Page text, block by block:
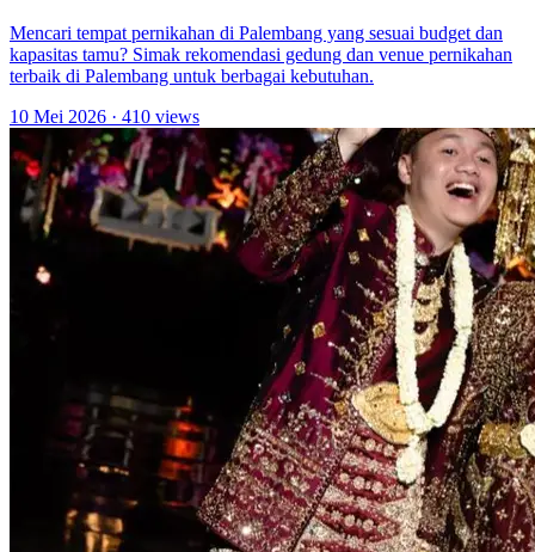
Mencari tempat pernikahan di Palembang yang sesuai budget dan
kapasitas tamu? Simak rekomendasi gedung dan venue pernikahan
terbaik di Palembang untuk berbagai kebutuhan.
10 Mei 2026 · 410 views